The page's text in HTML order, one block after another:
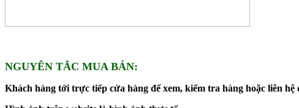
NGUYÊN TẮC MUA BÁN:
Khách hàng tới trực tiếp cửa hàng để xem, kiểm tra hàng hoặc liên